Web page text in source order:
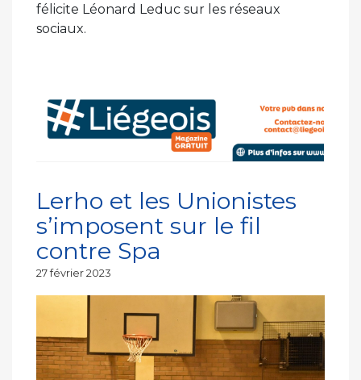
félicite Léonard Leduc sur les réseaux
sociaux.
Lerho et les Unionistes
s’imposent sur le fil
contre Spa
Publié
27 février 2023